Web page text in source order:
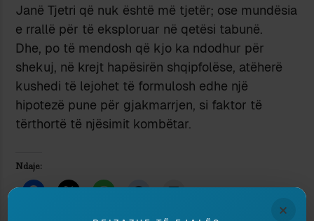
Janë Tjetri që nuk është më tjetër; ose mundësia
e rrallë për të eksploruar në qetësi tabunë.
Dhe, po të mendosh që kjo ka ndodhur për
shekuj, në krejt hapësirën shqipfolëse, atëherë
kushedi të lejohet të formulosh edhe një
hipotezë pune për gjakmarrjen, si faktor të
tërthortë të njësimit kombëtar.
Ndaje:
×